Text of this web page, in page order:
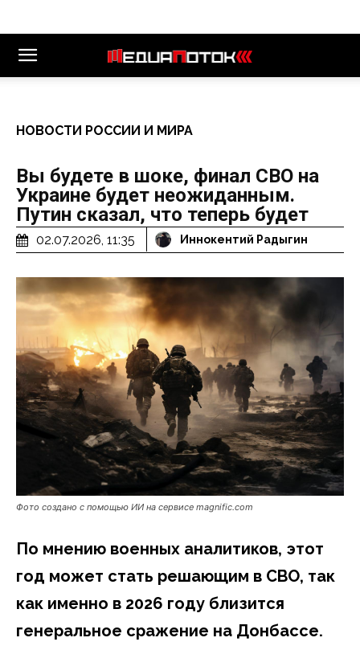
НОВОСТИ РОССИИ И МИРА
Вы будете в шоке, финал СВО на
Украине будет неожиданным.
Путин сказал, что теперь будет
02.07.2026, 11:35 Иннокентий Радыгин
Фото создано с помощью ИИ на сервисе magnific.com
По мнению военных аналитиков, этот
год может стать решающим в СВО, так
как именно в 2026 году близится
генеральное сражение на Донбассе.